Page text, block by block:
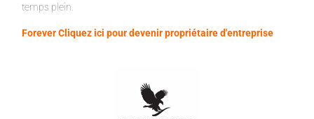
temps plein.
Forever Cliquez ici pour devenir propriétaire d'entreprise